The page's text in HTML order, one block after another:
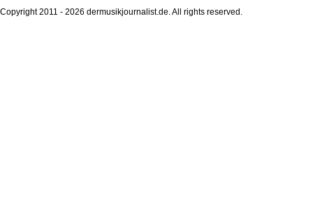
Copyright 2011 - 2026 dermusikjournalist.de. All rights reserved.